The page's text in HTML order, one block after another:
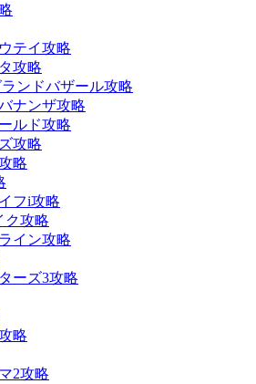
テイ攻略
攻略
ンドバザール攻略
ナンザ攻略
ルド攻略
攻略
略
フi攻略
ク攻略
イン攻略
ーズ3攻略
略
2攻略